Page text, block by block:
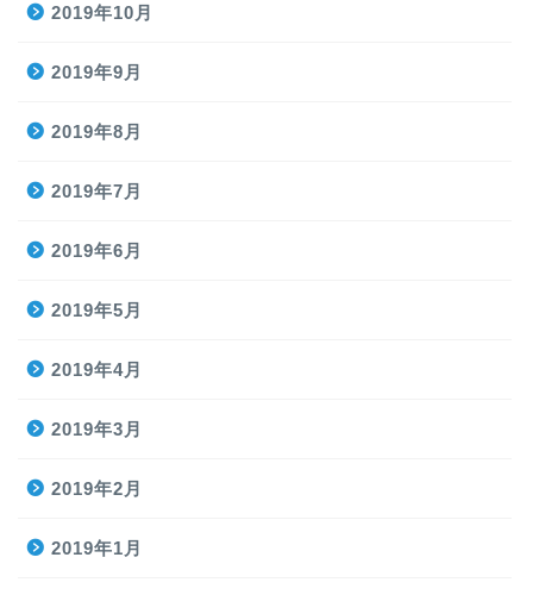
2019年10月
2019年9月
2019年8月
2019年7月
2019年6月
2019年5月
2019年4月
2019年3月
2019年2月
2019年1月